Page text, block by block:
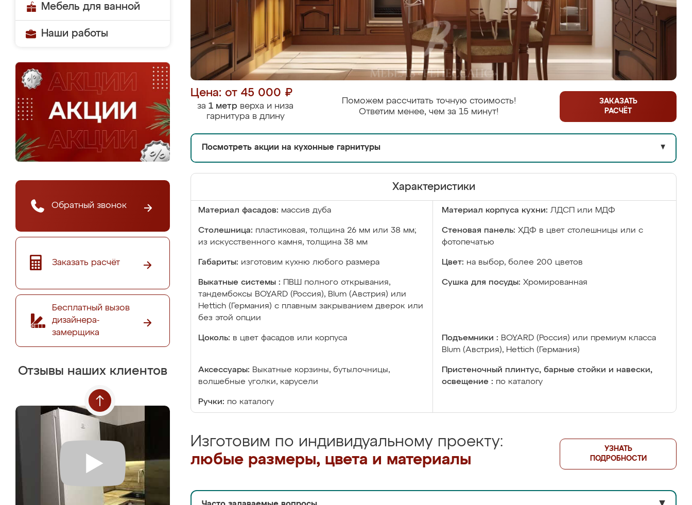
Мебель для ванной
Наши работы
Обратный звонок
Заказать расчёт
Бесплатный вызов
дизайнера-
замерщика
Отзывы наших клиентов
Цена: от 45 000 ₽
за 1 метр верха и низа
гарнитура в длину
Поможем рассчитать точную стоимость!
Ответим менее, чем за 15 минут!
ЗАКАЗАТЬ
РАСЧЁТ
Посмотреть акции на кухонные гарнитуры ▼
Характеристики
Материал фасадов: массив дуба Материал корпуса кухни: ЛДСП или МДФ
Столешница: пластиковая, толщина 26 мм или 38 мм;
из искусственного камня, толщина 38 мм
Стеновая панель: ХДФ в цвет столешницы или с
фотопечатью
Габариты: изготовим кухню любого размера Цвет: на выбор, более 200 цветов
Выкатные системы :
ПВШ полного открывания,
тандембоксы BOYARD (Россия), Blum (Австрия) или
Hettich (Германия) с плавным закрыванием дверок или
без этой опции
Сушка для посуды: Хромированная
Цоколь: в цвет фасадов или корпуса Подъемники : BOYARD (Россия) или премиум класса
Blum (Австрия), Hettich (Германия)
Аксессуары: Выкатные корзины, бутылочницы,
волшебные уголки, карусели
Пристеночный плинтус, барные стойки и навески,
освещение : по каталогу
Ручки: по каталогу
Изготовим по индивидуальному проекту:
любые размеры, цвета и материалы
УЗНАТЬ
ПОДРОБНОСТИ